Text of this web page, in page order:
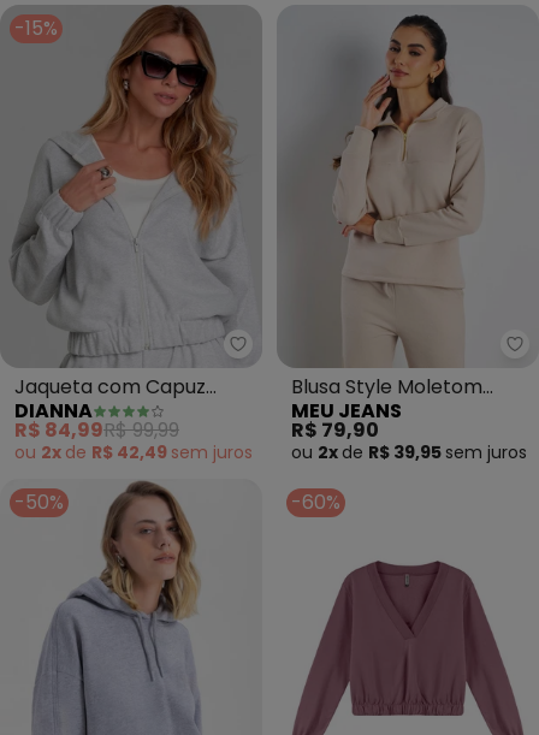
-15%
Dianna - Jaqueta com Capuz
Jaqueta com Capuz
Feminino em Sudine
(Cinza)
DIANNA
R$ 84,99R$ 99,99
ou 2x de R$ 42,49 sem juros
Blusa Style Moletom
Peluciado (Cappuccino)
MEU JEANS
R$ 79,90
ou 2x de R$ 39,95 sem juros
-50% -60%